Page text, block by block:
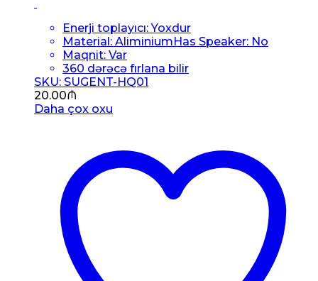
Enerji toplayıcı:Yoxdur
Material: AliminiumHas Speaker: No
Maqnit: Var
360 dərəcə fırlana bilir
SKU: SUGENT-HQ01
20.00₼
Daha çox oxu